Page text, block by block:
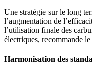
Une stratégie sur le long
l’augmentation de
l’utilisation finale des
électriques, recommande
Harmonisation des